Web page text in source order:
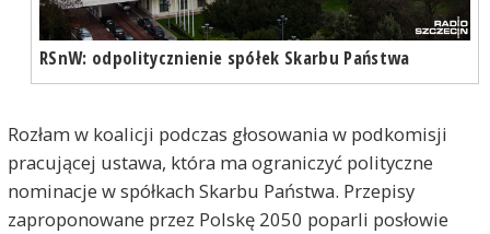
RSnW: odpolitycznienie spółek Skarbu Państwa
Rozłam w koalicji podczas głosowania w podkomisji
pracującej ustawa, która ma ograniczyć polityczne
nominacje w spółkach Skarbu Państwa. Przepisy
zaproponowane przez Polskę 2050 poparli posłowie